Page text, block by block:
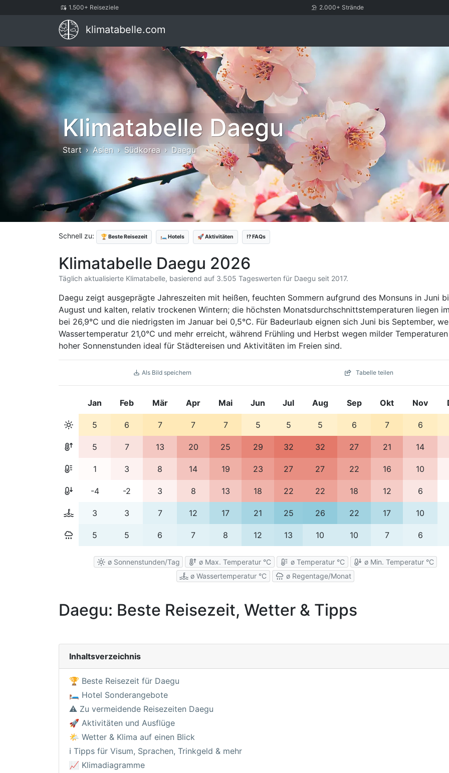
1.500+ Reiseziele 2.000+ Strände
klimatabelle.com
Klimatabelle Daegu
Start Asien Südkorea Daegu
Schnell zu: 🏆 Beste Reisezeit 🛏️ Hotels 🚀 Aktivitäten ⁉️ FAQs
Klimatabelle Daegu 2026
Täglich aktualisierte Klimatabelle, basierend auf 3.505 Tageswerten für Daegu seit 2017.
Daegu zeigt ausgeprägte Jahreszeiten mit heißen, feuchten Sommern aufgrund des Monsuns in Juni
August und kalten, relativ trockenen Wintern; die höchsten Monatsdurchschnittstemperaturen liegen
bei 26,9°C und die niedrigsten im Januar bei 0,5°C. Für Badeurlaub eignen sich Juni bis September,
Wassertemperatur 21,0°C und mehr erreicht, während Frühling und Herbst wegen milder
hoher Sonnenstunden ideal für Städtereisen und Aktivitäten im Freien sind.
Als Bild speichern Tabelle teilen
Jan Feb Mär Apr Mai Jun Jul Aug Sep Okt Nov
5 6 7 7 7 5 5 5 6 7 6
5 7 13 20 25 29 32 32 27 21 14
1 3 8 14 19 23 27 27 22 16 10
-4 -2 3 8 13 18 22 22 18 12 6
3 3 7 12 17 21 25 26 22 17 10
5 5 6 7 8 12 13 10 10 7 6
ø Sonnenstunden/Tag ø Max. Temperatur °C ø Temperatur °C
ø Min. Temperatur °C
ø Wassertemperatur °C
ø Regentage/Monat
Daegu: Beste Reisezeit, Wetter & Tipps
Inhaltsverzeichnis
🏆 Beste Reisezeit für Daegu
🛏️ Hotel Sonderangebote
⚠️ Zu vermeidende Reisezeiten Daegu
🚀 Aktivitäten und Ausflüge
🌤️ Wetter & Klima auf einen Blick
ℹ️ Tipps für Visum, Sprachen, Trinkgeld & mehr
📈 Klimadiagramme